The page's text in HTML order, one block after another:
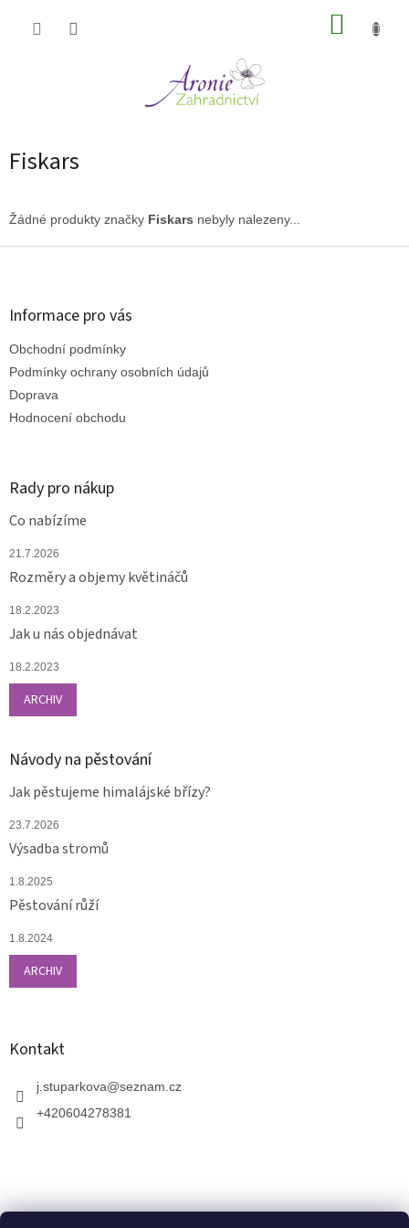
Fiskars
Žádné produkty značky Fiskars nebyly nalezeny...
Z
Informace pro vás
Obchodní podmínky
Podmínky ochrany osobních údajů
Doprava
Hodnocení obchodu
Rady pro nákup
Co nabízíme
21.7.2026
Rozměry a objemy květináčů
18.2.2023
Jak u nás objednávat
18.2.2023
ARCHIV
Návody na pěstování
Jak pěstujeme himalájské břízy?
23.7.2026
Výsadba stromů
1.8.2025
Pěstování růží
1.8.2024
ARCHIV
Kontakt
j.stuparkova@seznam.cz
+420604278381